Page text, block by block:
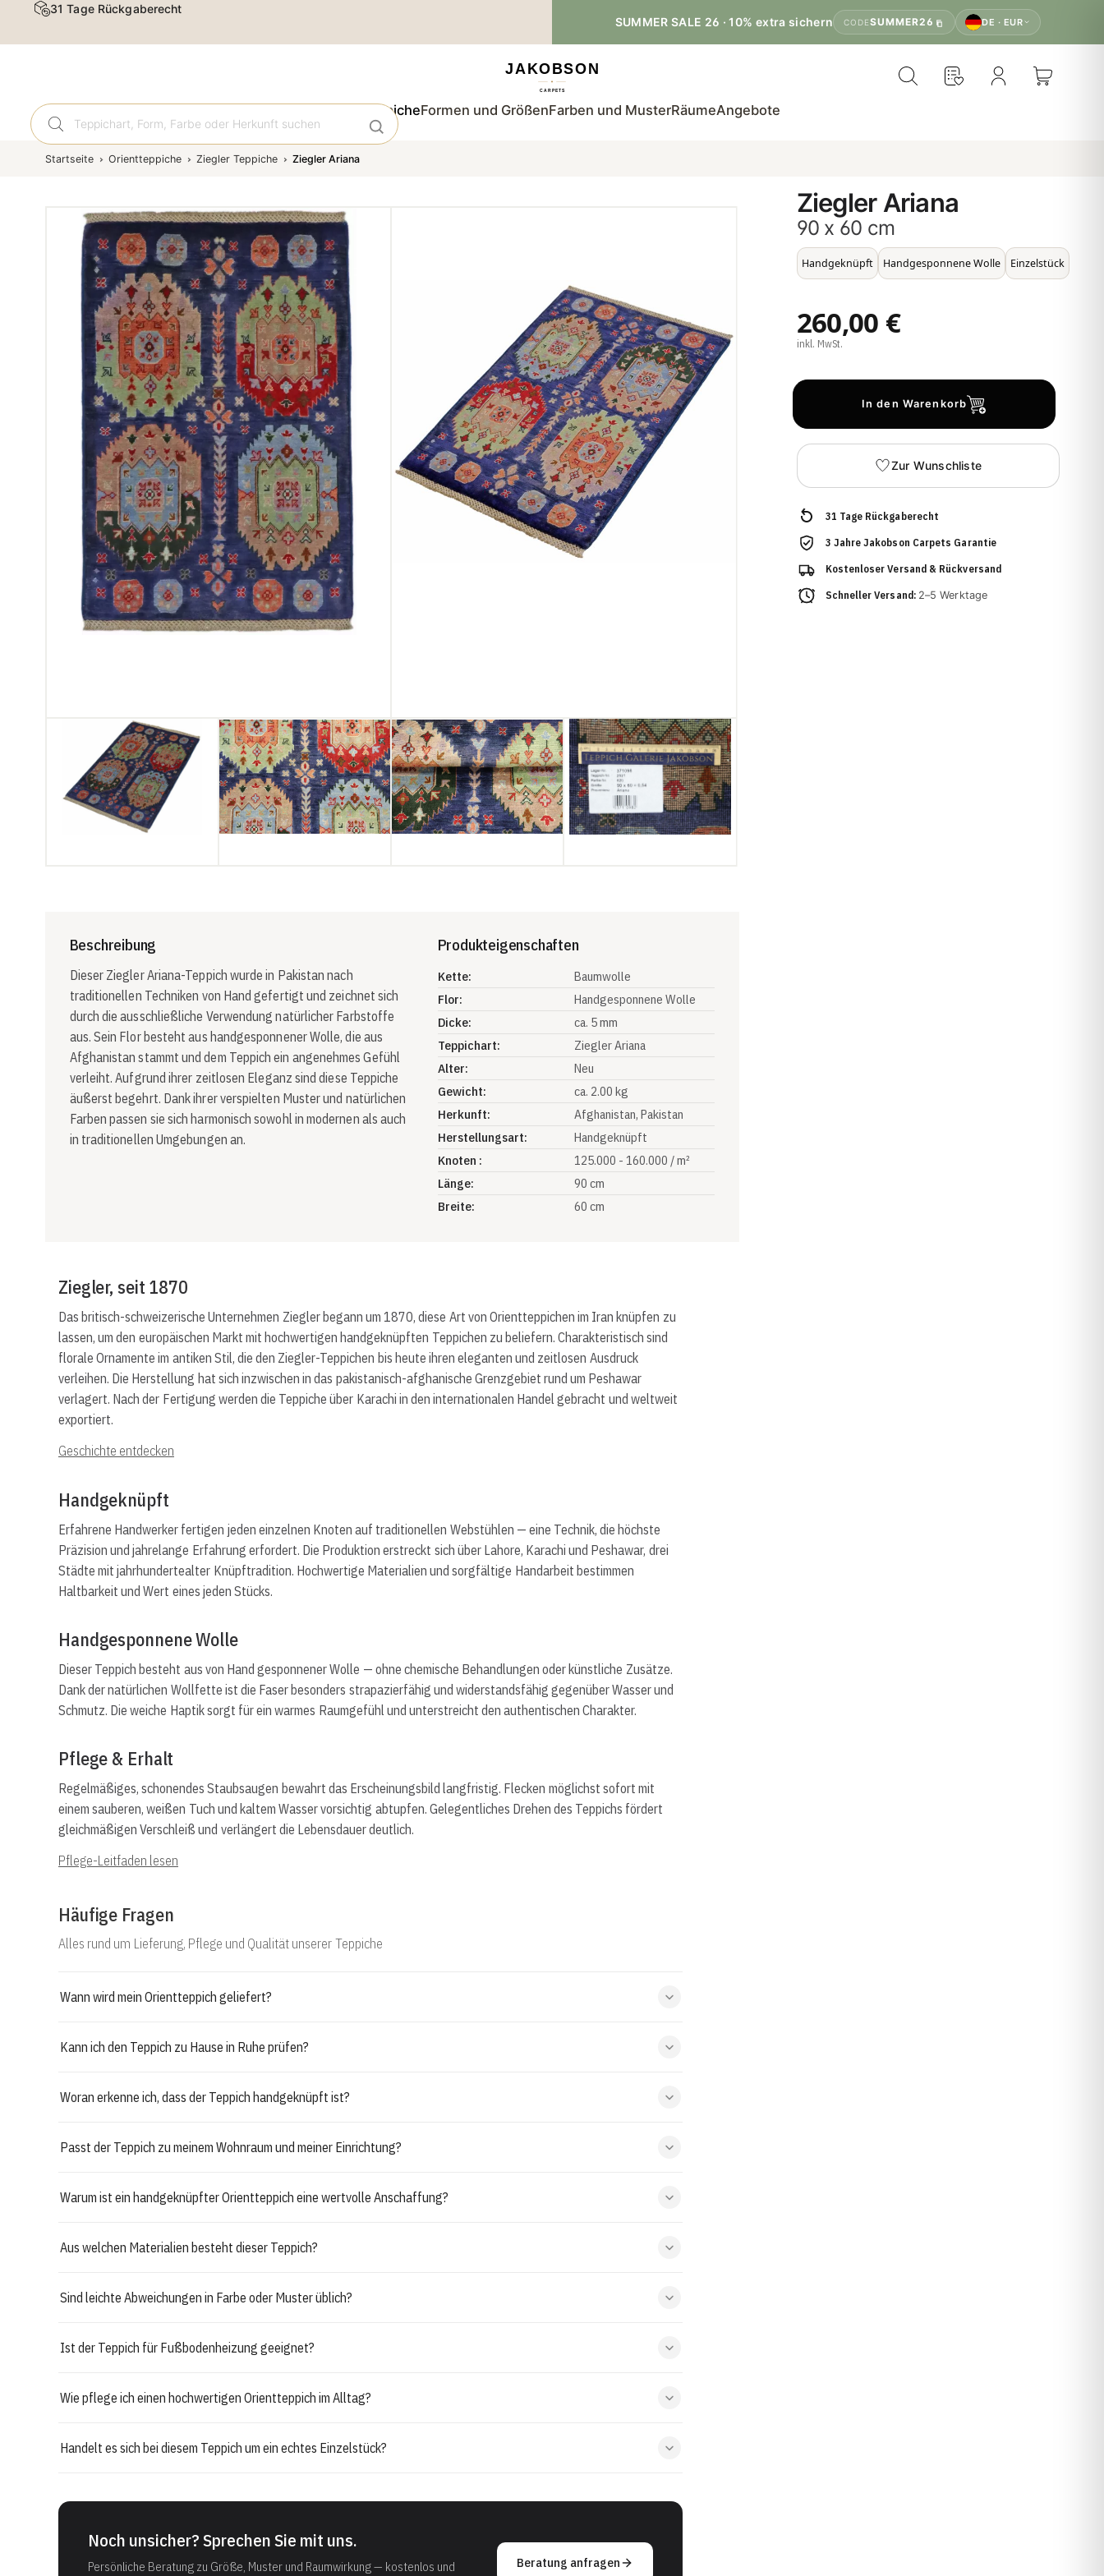
31 Tage Rückgaberecht
SUMMER SALE 26 · 10% extra sichern
CODESUMMER26 DE · EUR
OrientteppicheFormen und GrößenFarben und MusterRäumeAngebote
Startseite Orientteppiche Ziegler Teppiche Ziegler Ariana
Ziegler Ariana
90 x 60 cm
Handgeknüpft Handgesponnene Wolle Einzelstück
260,00 €
inkl. MwSt.
In den Warenkorb
Zur Wunschliste
31 Tage Rückgaberecht
3 Jahre Jakobson Carpets Garantie
Kostenloser Versand & Rückversand
Schneller Versand: 2–5 Werktage
Beschreibung
Dieser Ziegler Ariana-Teppich wurde in Pakistan nach
traditionellen Techniken von Hand gefertigt und zeichnet sich
durch die ausschließliche Verwendung natürlicher Farbstoffe
aus. Sein Flor besteht aus handgesponnener Wolle, die aus
Afghanistan stammt und dem Teppich ein angenehmes Gefühl
verleiht. Aufgrund ihrer zeitlosen Eleganz sind diese Teppiche
äußerst begehrt. Dank ihrer verspielten Muster und natürlichen
Farben passen sie sich harmonisch sowohl in modernen als auch
in traditionellen Umgebungen an.
Produkteigenschaften
Kette:
Baumwolle
Flor:
Handgesponnene Wolle
Dicke:
ca. 5 mm
Teppichart:
Ziegler Ariana
Alter:
Neu
Gewicht:
ca. 2.00 kg
Herkunft:
Afghanistan, Pakistan
Herstellungsart:
Handgeknüpft
Knoten :
125.000 - 160.000 / m²
Länge:
90 cm
Breite:
60 cm
Ziegler, seit 1870
Das britisch-schweizerische Unternehmen Ziegler begann um 1870, diese Art von Orientteppichen im Iran knüpfen zu
lassen, um den europäischen Markt mit hochwertigen handgeknüpften Teppichen zu beliefern. Charakteristisch sind
florale Ornamente im antiken Stil, die den Ziegler-Teppichen bis heute ihren eleganten und zeitlosen Ausdruck
verleihen. Die Herstellung hat sich inzwischen in das pakistanisch-afghanische Grenzgebiet rund um Peshawar
verlagert. Nach der Fertigung werden die Teppiche über Karachi in den internationalen Handel gebracht und weltweit
exportiert.
Geschichte entdecken
Handgeknüpft
Erfahrene Handwerker fertigen jeden einzelnen Knoten auf traditionellen Webstühlen — eine Technik, die höchste
Präzision und jahrelange Erfahrung erfordert. Die Produktion erstreckt sich über Lahore, Karachi und Peshawar, drei
Städte mit jahrhundertealter Knüpftradition. Hochwertige Materialien und sorgfältige Handarbeit bestimmen
Haltbarkeit und Wert eines jeden Stücks.
Handgesponnene Wolle
Dieser Teppich besteht aus von Hand gesponnener Wolle — ohne chemische Behandlungen oder künstliche Zusätze.
Dank der natürlichen Wollfette ist die Faser besonders strapazierfähig und widerstandsfähig gegenüber Wasser und
Schmutz. Die weiche Haptik sorgt für ein warmes Raumgefühl und unterstreicht den authentischen Charakter.
Pflege & Erhalt
Regelmäßiges, schonendes Staubsaugen bewahrt das Erscheinungsbild langfristig. Flecken möglichst sofort mit
einem sauberen, weißen Tuch und kaltem Wasser vorsichtig abtupfen. Gelegentliches Drehen des Teppichs fördert
gleichmäßigen Verschleiß und verlängert die Lebensdauer deutlich.
Pflege-Leitfaden lesen
Häufige Fragen
Alles rund um Lieferung, Pflege und Qualität unserer Teppiche
Wann wird mein Orientteppich geliefert?
Kann ich den Teppich zu Hause in Ruhe prüfen?
Woran erkenne ich, dass der Teppich handgeknüpft ist?
Passt der Teppich zu meinem Wohnraum und meiner Einrichtung?
Warum ist ein handgeknüpfter Orientteppich eine wertvolle Anschaffung?
Aus welchen Materialien besteht dieser Teppich?
Sind leichte Abweichungen in Farbe oder Muster üblich?
Ist der Teppich für Fußbodenheizung geeignet?
Wie pflege ich einen hochwertigen Orientteppich im Alltag?
Handelt es sich bei diesem Teppich um ein echtes Einzelstück?
Noch unsicher? Sprechen Sie mit uns.
Persönliche Beratung zu Größe, Muster und Raumwirkung — kostenlos und Beratung anfragen